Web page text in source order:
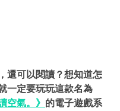
還可以閱讀？想知道怎
一定要玩玩這款名為
空氣。》 的電子遊戲系